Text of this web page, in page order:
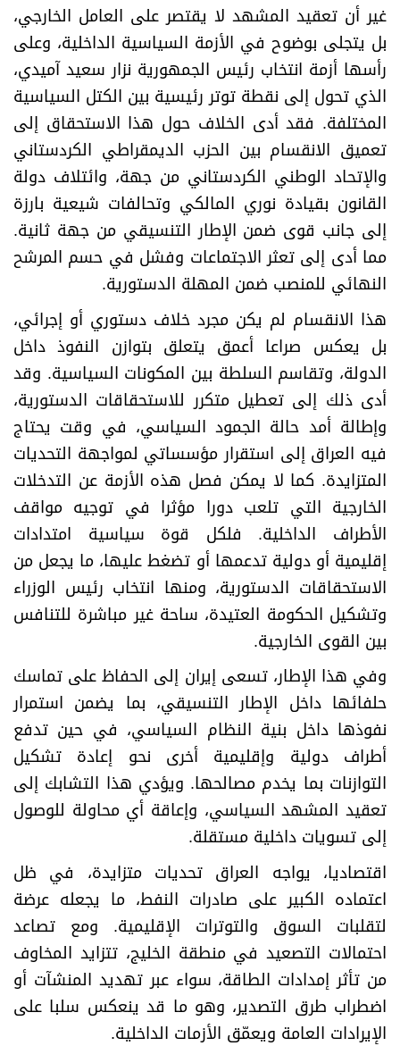
غير أن تعقيد المشهد لا يقتصر على العامل الخارجي،
بل يتجلى بوضوح في الأزمة السياسية الداخلية، وعلى
رأسها أزمة انتخاب رئيس الجمهورية نزار سعيد آميدي،
الذي تحول إلى نقطة توتر رئيسية بين الكتل السياسية
المختلفة. فقد أدى الخلاف حول هذا الاستحقاق إلى
تعميق الانقسام بين الحزب الديمقراطي الكردستاني
والإتحاد الوطني الكردستاني من جهة، وائتلاف دولة
القانون بقيادة نوري المالكي وتحالفات شيعية بارزة
إلى جانب قوى ضمن الإطار التنسيقي من جهة ثانية.
مما أدى إلى تعثر الاجتماعات وفشل في حسم المرشح
النهائي للمنصب ضمن المهلة الدستورية.
هذا الانقسام لم يكن مجرد خلاف دستوري أو إجرائي،
بل يعكس صراعا أعمق يتعلق بتوازن النفوذ داخل
الدولة، وتقاسم السلطة بين المكونات السياسية. وقد
أدى ذلك إلى تعطيل متكرر للاستحقاقات الدستورية،
وإطالة أمد حالة الجمود السياسي، في وقت يحتاج
فيه العراق إلى استقرار مؤسساتي لمواجهة التحديات
المتزايدة. كما لا يمكن فصل هذه الأزمة عن التدخلات
الخارجية التي تلعب دورا مؤثرا في توجيه مواقف
الأطراف الداخلية. فلكل قوة سياسية امتدادات
إقليمية أو دولية تدعمها أو تضغط عليها، ما يجعل من
الاستحقاقات الدستورية، ومنها انتخاب رئيس الوزراء
وتشكيل الحكومة العتيدة، ساحة غير مباشرة للتنافس
بين القوى الخارجية.
وفي هذا الإطار، تسعى إيران إلى الحفاظ على تماسك
حلفائها داخل الإطار التنسيقي، بما يضمن استمرار
نفوذها داخل بنية النظام السياسي، في حين تدفع
أطراف دولية وإقليمية أخرى نحو إعادة تشكيل
التوازنات بما يخدم مصالحها. ويؤدي هذا التشابك إلى
تعقيد المشهد السياسي، وإعاقة أي محاولة للوصول
إلى تسويات داخلية مستقلة.
اقتصاديا، يواجه العراق تحديات متزايدة، في ظل
اعتماده الكبير على صادرات النفط، ما يجعله عرضة
لتقلبات السوق والتوترات الإقليمية. ومع تصاعد
احتمالات التصعيد في منطقة الخليج، تتزايد المخاوف
من تأثر إمدادات الطاقة، سواء عبر تهديد المنشآت أو
اضطراب طرق التصدير، وهو ما قد ينعكس سلبا على
الإيرادات العامة ويعمّق الأزمات الداخلية.